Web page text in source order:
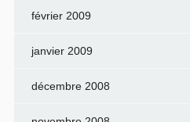
février 2009
janvier 2009
décembre 2008